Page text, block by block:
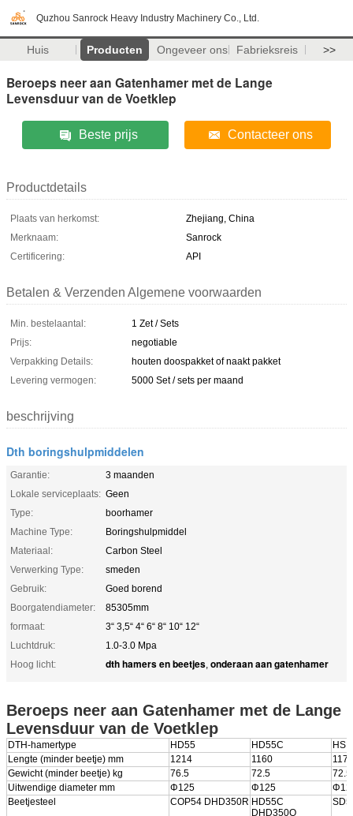
Quzhou Sanrock Heavy Industry Machinery Co., Ltd.
Huis Producten Ongeveer ons Fabrieksreis >>
Beroeps neer aan Gatenhamer met de Lange
Levensduur van de Voetklep
Beste prijs Contacteer ons
Productdetails
Plaats van herkomst:
Zhejiang, China
Merknaam:
Sanrock
Certificering:
API
Betalen & Verzenden Algemene voorwaarden
Min. bestelaantal:
1 Zet / Sets
Prijs:
negotiable
Verpakking Details:
houten doospakket of naakt pakket
Levering vermogen:
5000 Set / sets per maand
beschrijving
Dth boringshulpmiddelen
Garantie:
3 maanden
Lokale serviceplaats: Geen
Type:
boorhamer
Machine Type:
Boringshulpmiddel
Materiaal:
Carbon Steel
Verwerking Type:
smeden
Gebruik:
Goed borend
Boorgatendiameter:
85305mm
formaat:
3“ 3,5“ 4“ 6“ 8“ 10“ 12“
Luchtdruk:
1.0-3.0 Mpa
Hoog licht:
dth hamers en beetjes, onderaan aan gatenhamer
Beroeps neer aan Gatenhamer met de Lange
Levensduur van de Voetklep
DTH-hamertype HD55 HD55C
Lengte (minder beetje) mm
1214 1160
1175
Gewicht (minder beetje) kg
76.5 72.5
72.5
Uitwendige diameter mm
Φ125 Φ125
Beetjesteel
COP54 DHD350R HD55C
DHD350Q
SD5